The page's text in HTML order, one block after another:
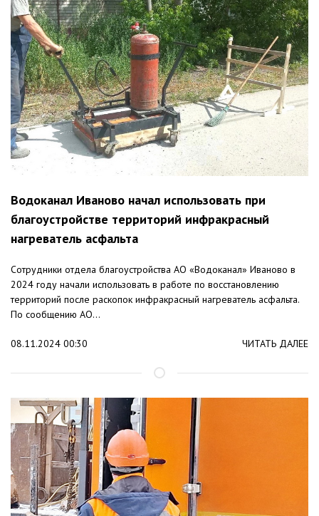
Водоканал Иваново начал использовать при
благоустройстве территорий инфракрасный
нагреватель асфальта
Сотрудники отдела благоустройства АО «Водоканал» Иваново в
2024 году начали использовать в работе по восстановлению
территорий после раскопок инфракрасный нагреватель асфальта.
По сообщению АО...
08.11.2024 00:30 ЧИТАТЬ ДАЛЕЕ